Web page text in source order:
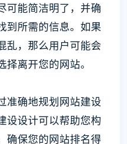
可能简洁明了，并确
到所需的信息。如果
乱，那么用户可能会
离开您的网站。
准确地规划网站建设
设设计可以帮助您构
确保您的网站排名得